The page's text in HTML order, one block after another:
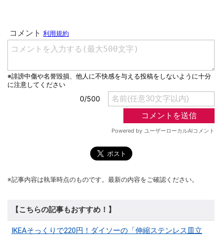
※記事内容は執筆時点のものです。最新の内容をご確認ください。
【こちらの記事もおすすめ！】
IKEAそっくりで220円！ダイソーの「伸縮ステンレス皿立